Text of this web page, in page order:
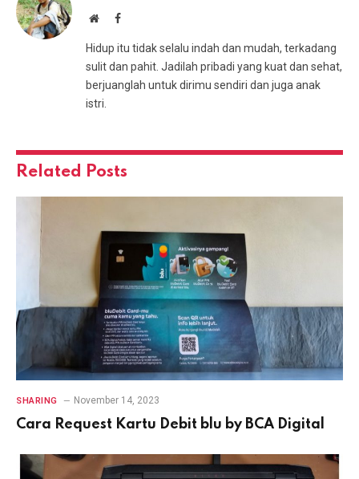
WebsiteFacebook
Hidup itu tidak selalu indah dan mudah, terkadang
sulit dan pahit. Jadilah pribadi yang kuat dan sehat,
berjuanglah untuk dirimu sendiri dan juga anak
istri.
Related Posts
SHARING November 14, 2023
Cara Request Kartu Debit blu by BCA Digital